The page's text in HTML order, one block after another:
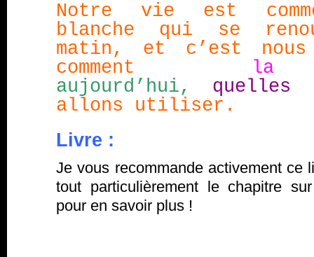
Notre vie est
blanche qui se
matin, et c’est nous
comment la
aujourd’hui,
quelles
allons utiliser.
Livre :
Je vous recommande activement ce
tout particulièrement le chapitre
pour en savoir plus !